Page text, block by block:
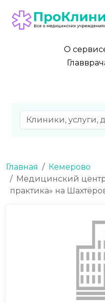
О
Главная
Кемерово
Медицинский
практика» на